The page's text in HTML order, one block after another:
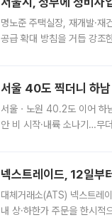
명노준 주택실장, 재개발·재
공급 확대 방침을 거듭 강조
서울 40도 찍더니 하
서울ㆍ노원 40.2도 이어 하
안 비 시작·내륙 소나기…무
넥스트레이드, 12일부
대체거래소(ATS) 넥스트레
내 상·하한가 주문을 한시적